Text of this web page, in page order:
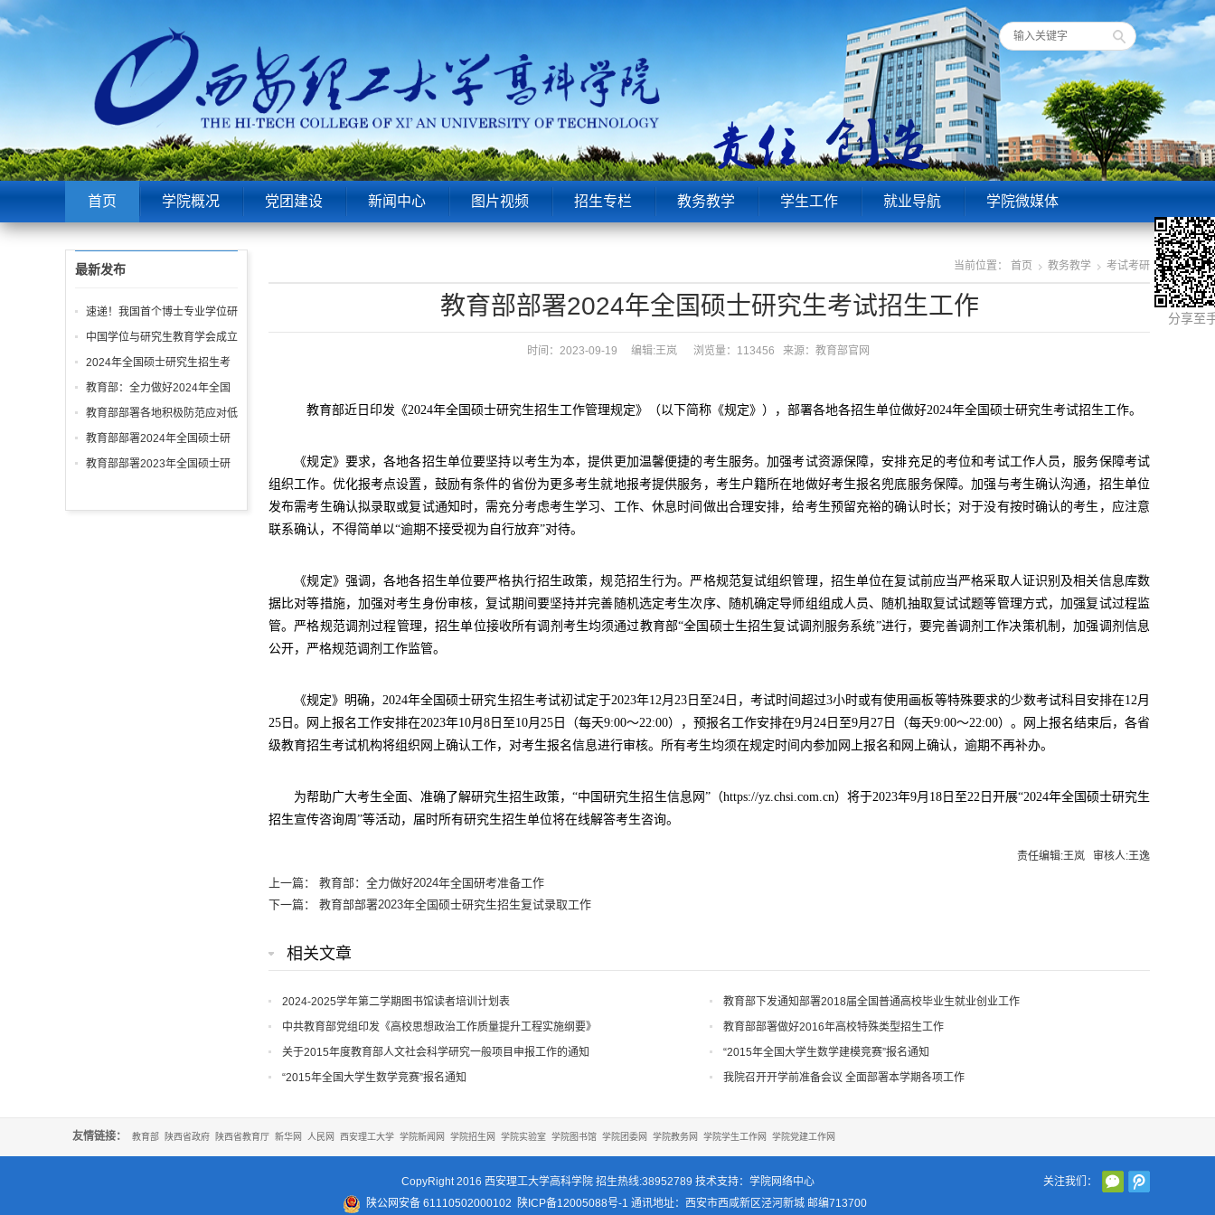
首页 学院概况 党团建设 新闻中心 图片视频 招生专栏 教务教学 学生工作 就业导航 学院微媒体
当前位置： 首页 教务教学 考试考研
分享至
教育部部署2024年全国硕士研究生考试招生工作
时间：2023-09-19 编辑:王岚 浏览量：113456 来源：教育部官网
教育部近日印发《2024年全国硕士研究生招生工作管理规定》（以下简称《规定》），部署各地各招生单位做好2024年全国硕士研究生考试招生工作。
《规定》要求，各地各招生单位要坚持以考生为本，提供更加温馨便捷的考生服务。加强考试资源保障，安排充足的考位和考试工作人员，服务保障考试
组织工作。优化报考点设置，鼓励有条件的省份为更多考生就地报考提供服务，考生户籍所在地做好考生报名兜底服务保障。加强与考生确认沟通，招生单位
发布需考生确认拟录取或复试通知时，需充分考虑考生学习、工作、休息时间做出合理安排，给考生预留充裕的确认时长；对于没有按时确认的考生，应注意
联系确认，不得简单以“逾期不接受视为自行放弃”对待。
《规定》强调，各地各招生单位要严格执行招生政策，规范招生行为。严格规范复试组织管理，招生单位在复试前应当严格采取人证识别及相关信息库数
据比对等措施，加强对考生身份审核，复试期间要坚持并完善随机选定考生次序、随机确定导师组组成人员、随机抽取复试试题等管理方式，加强复试过程监
管。严格规范调剂过程管理，招生单位接收所有调剂考生均须通过教育部“全国硕士生招生复试调剂服务系统”进行，要完善调剂工作决策机制，加强调剂信息
公开，严格规范调剂工作监管。
《规定》明确，2024年全国硕士研究生招生考试初试定于2023年12月23日至24日，考试时间超过3小时或有使用画板等特殊要求的少数考试科目安排在12月
25日。网上报名工作安排在2023年10月8日至10月25日（每天9:00～22:00），预报名工作安排在9月24日至9月27日（每天9:00～22:00）。网上报名结束后，各省
级教育招生考试机构将组织网上确认工作，对考生报名信息进行审核。所有考生均须在规定时间内参加网上报名和网上确认，逾期不再补办。
为帮助广大考生全面、准确了解研究生招生政策，“中国研究生招生信息网”（https://yz.chsi.com.cn）将于2023年9月18日至22日开展“2024年全国硕士研究生
招生宣传咨询周”等活动，届时所有研究生招生单位将在线解答考生咨询。
责任编辑:王岚 审核人:王逸
上一篇： 教育部：全力做好2024年全国研考准备工作
下一篇： 教育部部署2023年全国硕士研究生招生复试录取工作
相关文章
2024-2025学年第二学期图书馆读者培训计划表
教育部下发通知部署2018届全国普通高校毕业生就业创业工作
中共教育部党组印发《高校思想政治工作质量提升工程实施纲要》
教育部部署做好2016年高校特殊类型招生工作
关于2015年度教育部人文社会科学研究一般项目申报工作的通知
“2015年全国大学生数学建模竞赛”报名通知
“2015年全国大学生数学竞赛”报名通知
我院召开开学前准备会议 全面部署本学期各项工作
最新发布
速递！我国首个博士专业学位研
究生学位论文与申请学位实践成
果 质量标准发布
中国学位与研究生教育学会成立
30周年大会举行
2024年全国硕士研究生招生考
试今日开考 爱在寒冬绽放 梦想
从此启航
教育部：全力做好2024年全国
研考准备工作
教育部部署各地积极防范应对低
温雨雪冰冻等灾害 进一步做好
2024年研考工作
教育部部署2024年全国硕士研
究生考试招生工作
教育部部署2023年全国硕士研
友情链接： 教育部 陕西省政府 陕西省教育厅 新华网 人民网 西安理工大学 学院新闻网 学院招生网 学院实验室 学院图书馆 学院团委网 学院教务网 学院学生工作网 学院党建工作网
关注我们：
CopyRight 2016 西安理工大学高科学院 招生热线:38952789 技术支持：学院网络中心
陕公网安备 61110502000102
陕ICP备12005088号-1 通讯地址：西安市西咸新区泾河新城 邮编713700